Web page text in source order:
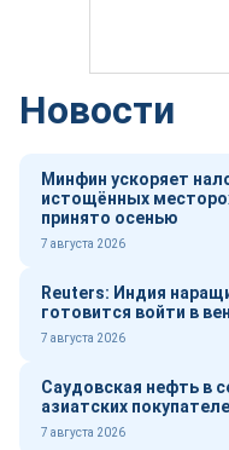
Новости
Минфин ускоряет
истощённых
принято осенью
7 августа 2026
Reuters: Индия
готовится войти в
7 августа 2026
Саудовская нефть в
азиатских
7 августа 2026